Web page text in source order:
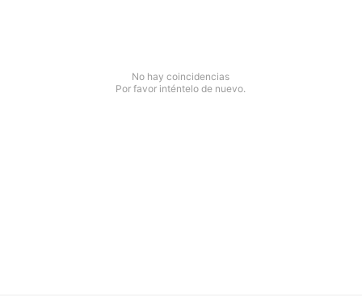
No hay coincidencias
Por favor inténtelo de nuevo.